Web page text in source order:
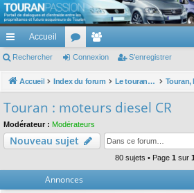
TouranPassion
Le forum des propriétaires ou futurs acquéreurs du
cc
ès
pi
de
Accueil
or
u
e
m
Rechercher Connexion S’enregistrer
Accueil Index du forum Le touran dans ses versions I (V1 V2 V3) et II ...
Touran : moteurs diesel CR
Modérateur : Modérateurs
Nouveau sujet
80 sujets • Page 1 sur 1
Annonces